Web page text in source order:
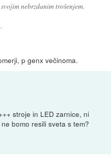
nebrzdanim trošenjem.
p genx večinoma.
stroje in LED zarnice, ni
bomo resili sveta s tem?